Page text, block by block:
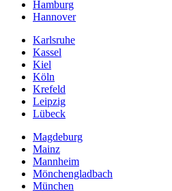
Hamburg
Hannover
Karlsruhe
Kassel
Kiel
Köln
Krefeld
Leipzig
Lübeck
Magdeburg
Mainz
Mannheim
Mönchengladbach
München